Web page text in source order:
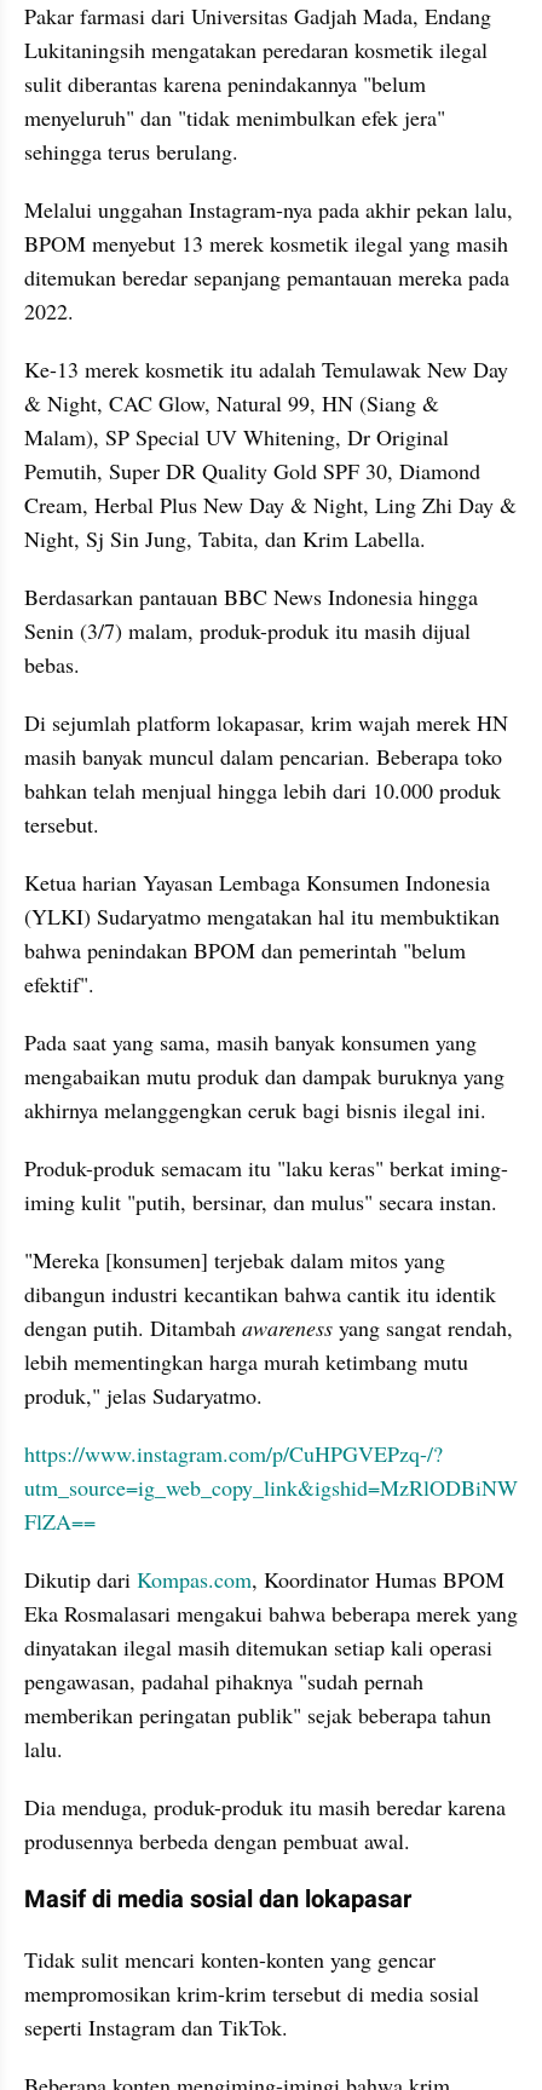
Pakar farmasi dari Universitas Gadjah Mada, Endang
Lukitaningsih mengatakan peredaran kosmetik ilegal
sulit diberantas karena penindakannya "belum
menyeluruh" dan "tidak menimbulkan efek jera"
sehingga terus berulang.
Melalui unggahan Instagram-nya pada akhir pekan lalu,
BPOM menyebut 13 merek kosmetik ilegal yang masih
ditemukan beredar sepanjang pemantauan mereka pada
2022.
Ke-13 merek kosmetik itu adalah Temulawak New Day
& Night, CAC Glow, Natural 99, HN (Siang &
Malam), SP Special UV Whitening, Dr Original
Pemutih, Super DR Quality Gold SPF 30, Diamond
Cream, Herbal Plus New Day & Night, Ling Zhi Day &
Night, Sj Sin Jung, Tabita, dan Krim Labella.
Berdasarkan pantauan BBC News Indonesia hingga
Senin (3/7) malam, produk-produk itu masih dijual
bebas.
Di sejumlah platform lokapasar, krim wajah merek HN
masih banyak muncul dalam pencarian. Beberapa toko
bahkan telah menjual hingga lebih dari 10.000 produk
tersebut.
Ketua harian Yayasan Lembaga Konsumen Indonesia
(YLKI) Sudaryatmo mengatakan hal itu membuktikan
bahwa penindakan BPOM dan pemerintah "belum
efektif".
Pada saat yang sama, masih banyak konsumen yang
mengabaikan mutu produk dan dampak buruknya yang
akhirnya melanggengkan ceruk bagi bisnis ilegal ini.
Produk-produk semacam itu "laku keras" berkat iming-
iming kulit "putih, bersinar, dan mulus" secara instan.
"Mereka [konsumen] terjebak dalam mitos yang
dibangun industri kecantikan bahwa cantik itu identik
dengan putih. Ditambah awareness yang sangat rendah,
lebih mementingkan harga murah ketimbang mutu
produk," jelas Sudaryatmo.
https://www.instagram.com/p/CuHPGVEPzq-/?
utm_source=ig_web_copy_link&igshid=MzRlODBiNW
FlZA==
Dikutip dari Kompas.com, Koordinator Humas BPOM
Eka Rosmalasari mengakui bahwa beberapa merek yang
dinyatakan ilegal masih ditemukan setiap kali operasi
pengawasan, padahal pihaknya "sudah pernah
memberikan peringatan publik" sejak beberapa tahun
lalu.
Dia menduga, produk-produk itu masih beredar karena
produsennya berbeda dengan pembuat awal.
Masif di media sosial dan lokapasar
Tidak sulit mencari konten-konten yang gencar
mempromosikan krim-krim tersebut di media sosial
seperti Instagram dan TikTok.